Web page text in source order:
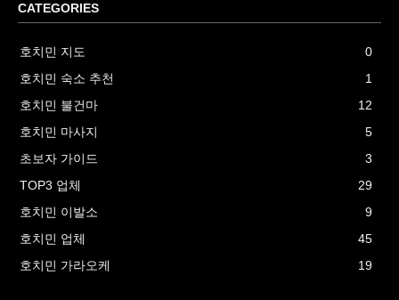
CATEGORIES
호치민 지도
0
호치민 숙소 추천
1
호치민 불건마
12
호치민 마사지
5
초보자 가이드
3
TOP3 업체
29
호치민 이발소
9
호치민 업체
45
호치민 가라오케
19